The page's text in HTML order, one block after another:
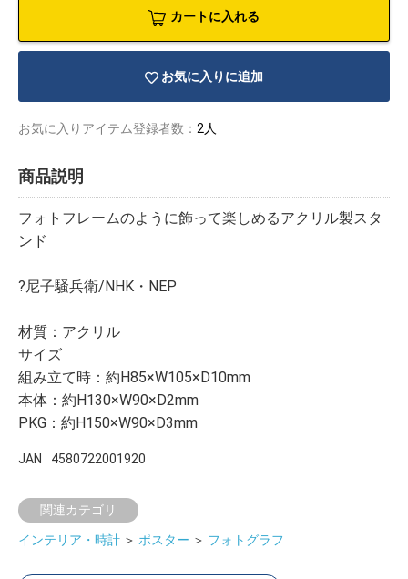
カートに入れる
お気に入りに追加
お気に入りアイテム登録者数： 2人
商品説明
フォトフレームのように飾って楽しめるアクリル製スタ
ンド
?尼子騒兵衛/NHK・NEP
材質：アクリル
サイズ
組み立て時：約H85×W105×D10mm
本体：約H130×W90×D2mm
PKG：約H150×W90×D3mm
JAN 4580722001920
関連カテゴリ
インテリア・時計 ＞ ポスター ＞ フォトグラフ
ーター
アダルトグ
ッズ